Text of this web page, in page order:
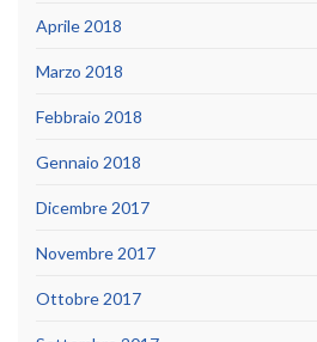
Aprile 2018
Marzo 2018
Febbraio 2018
Gennaio 2018
Dicembre 2017
Novembre 2017
Ottobre 2017